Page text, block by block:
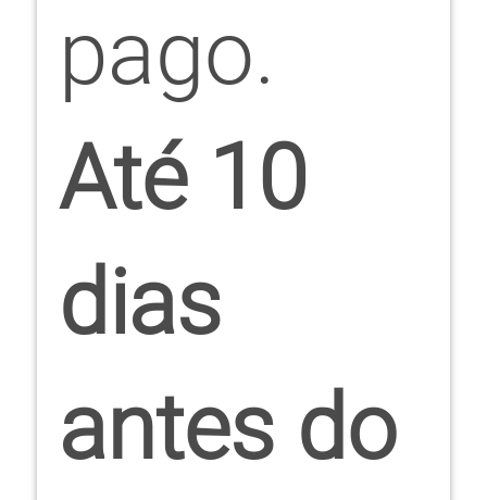
pago.
Até 10
dias
antes do